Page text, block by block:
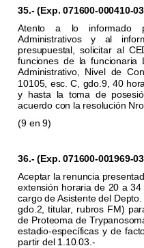
35.- (Exp. 071600-000410-
Atento a lo informado
Administrativos y al
presupuestal, solicitar al
funciones de la
Administrativo, Nivel de
10105, esc. C, gdo.9, 40
y hasta la toma de
acuerdo con la resolución
(9 en 9)
36.- (Exp. 071600-001969-
Aceptar la renuncia
extensión horaria de 20 a
cargo de Asistente del
gdo.2, titular, rubros FM)
de Proteoma de
estadio-específicas y de
partir del 1.10.03.-